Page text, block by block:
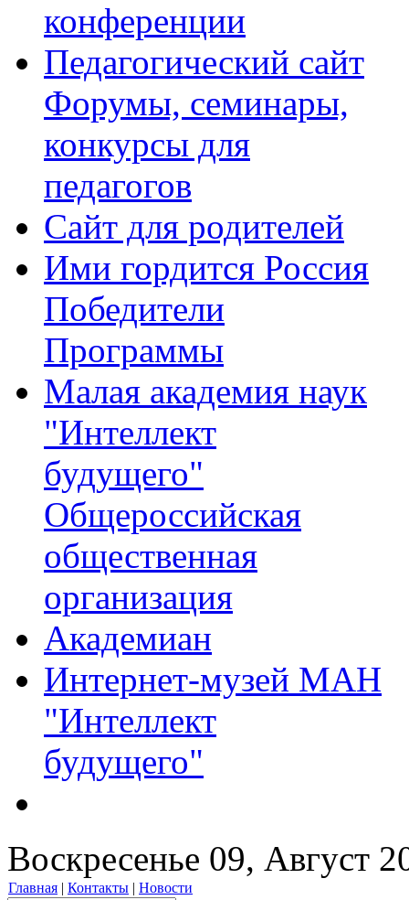
конференции
Педагогический сайт
Форумы, семинары,
конкурсы для
педагогов
Сайт для родителей
Ими гордится Россия
Победители
Программы
Малая академия наук
"Интеллект
будущего"
Общероссийская
общественная
организация
Академиан
Интернет-музей МАН
"Интеллект
будущего"
Воскресенье 09, Август
Главная | Контакты | Новости